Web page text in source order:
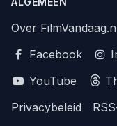
Over
Facebook
YouTube
Privacybeleid